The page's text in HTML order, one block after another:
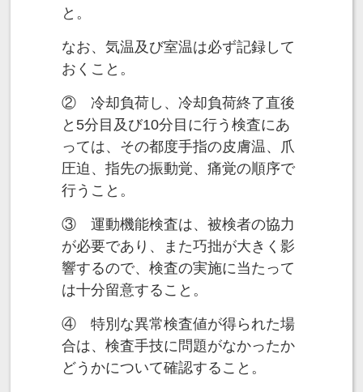
と。
なお、気温及び室温は必ず記録して
おくこと。
② 冷却負荷し、冷却負荷終了直後
と5分目及び10分目に行う検査にあ
っては、その都度手指の皮膚温、爪
圧迫、指先の振動覚、痛覚の順序で
行うこと。
③ 運動機能検査は、被検者の協力
が必要であり、また巧拙が大きく影
響するので、検査の実施に当たって
は十分留意すること。
④ 特別な異常検査値が得られた場
合は、検査手技に問題がなかったか
どうかについて確認すること。